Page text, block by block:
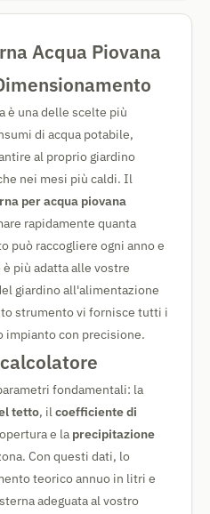
Acqua Piovana
è una delle scelte più
di acqua potabile,
al proprio giardino
nei mesi più caldi. Il
per acqua piovana
rapidamente quanta
può raccogliere ogni anno e
più adatta alle vostre
giardino all'alimentazione
strumento vi fornisce tutti i
impianto con precisione.
fondamentali: la
tetto, ilcoefficiente di
e la precipitazione
Con questi dati, lo
teorico annuo in litri e
adeguata al vostro